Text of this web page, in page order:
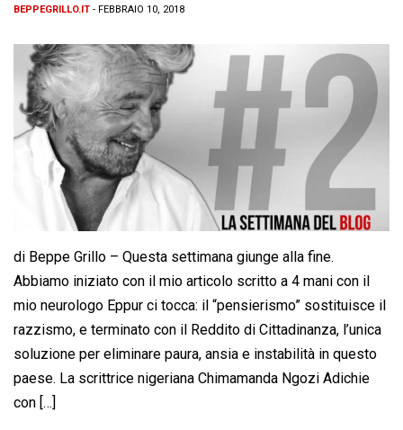
BEPPEGRILLO.IT - FEBBRAIO 10, 2018
di Beppe Grillo – Questa settimana giunge alla fine.
Abbiamo iniziato con il mio articolo scritto a 4 mani con il
mio neurologo Eppur ci tocca: il “pensierismo” sostituisce il
razzismo, e terminato con il Reddito di Cittadinanza, l’unica
soluzione per eliminare paura, ansia e instabilità in questo
paese. La scrittrice nigeriana Chimamanda Ngozi Adichie
con […]